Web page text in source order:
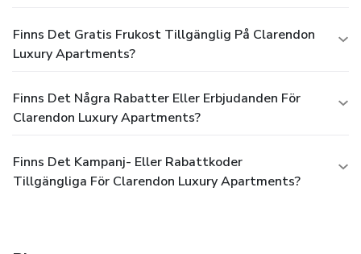
Finns Det Gratis Frukost Tillgänglig På Clarendon
Luxury Apartments?
Finns Det Några Rabatter Eller Erbjudanden För
Clarendon Luxury Apartments?
Finns Det Kampanj- Eller Rabattkoder
Tillgängliga För Clarendon Luxury Apartments?